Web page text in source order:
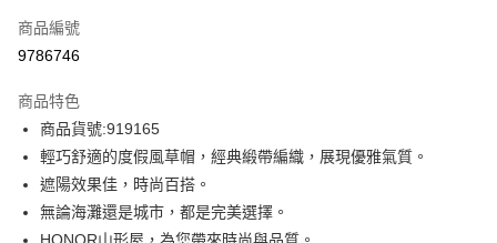
超商取貨付款
Apple Pay
街口支付
悠遊付
商品編號
9786746
商品特色
商品貨號:919165
輕巧舒適的度假風草帽，經典緞帶編織，展現優雅氣質。
遮陽效果佳，時尚百搭。
無論海灘還是城市，都是完美選擇。